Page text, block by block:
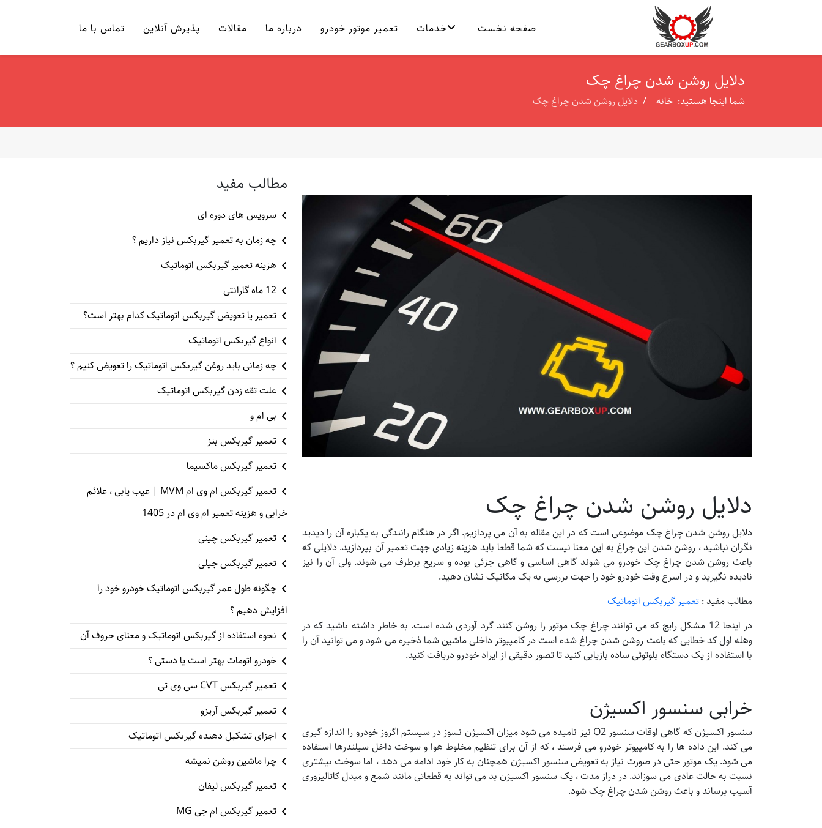
صفحه نخست خدمات تعمیر موتور خودرو درباره ما مقالات پذیرش آنلاین تماس با ما
دلایل روشن شدن چراغ چک
شما اینجا هستید: خانه دلایل روشن شدن چراغ چک
دلایل روشن شدن چراغ چک
دلایل روشن شدن چراغ چک موضوعی است که در این مقاله به آن می پردازیم. اگر در هنگام رانندگی به یکباره آن را دیدید
نگران نباشید ، روشن شدن این چراغ به این معنا نیست که شما قطعا باید هزینه زیادی جهت تعمیر آن بپردازید. دلایلی که
باعث روشن شدن چراغ چک خودرو می شوند گاهی اساسی و گاهی جزئی بوده و سریع برطرف می شوند. ولی آن را نیز
نادیده نگیرید و در اسرع وقت خودرو خود را جهت بررسی به یک مکانیک نشان دهید.
مطالب مفید : تعمیر گیربکس اتوماتیک
در اینجا 12 مشکل رایج که می توانند چراغ چک موتور را روشن کنند گرد آوردی شده است. به خاطر داشته باشید که در
وهله اول کد خطایی که باعث روشن شدن چراغ شده است در کامپیوتر داخلی ماشین شما ذخیره می شود و می توانید آن را
با استفاده از یک دستگاه بلوتوثی ساده بازیابی کنید تا تصور دقیقی از ایراد خودرو دریافت کنید.
خرابی سنسور اکسیژن
سنسور اکسیژن که گاهی اوقات سنسور O2 نیز نامیده می شود میزان اکسیژن نسوز در سیستم اگزوز خودرو را اندازه گیری
می کند. این داده ها را به کامپیوتر خودرو می فرستد ، که از آن برای تنظیم مخلوط هوا و سوخت داخل سیلندرها استفاده
می شود. یک موتور حتی در صورت نیاز به تعویض سنسور اکسیژن همچنان به کار خود ادامه می دهد ، اما سوخت بیشتری
نسبت به حالت عادی می سوزاند. در دراز مدت ، یک سنسور اکسیژن بد می تواند به قطعاتی مانند شمع و مبدل کاتالیزوری
آسیب برساند و باعث روشن شدن چراغ چک شود.
مطالب مفید
سرویس های دوره ای
چه زمان به تعمیر گیربکس نیاز داریم ؟
هزینه تعمیر گیربکس اتوماتیک
12 ماه گارانتی
تعمیر یا تعویض گیربکس اتوماتیک کدام بهتر است؟
انواع گیربکس اتوماتیک
چه زمانی باید روغن گیربکس اتوماتیک را تعویض کنیم ؟
علت تقه زدن گیربکس اتوماتیک
بی ام و
تعمیر گیربکس بنز
تعمیر گیربکس ماکسیما
تعمیر گیربکس ام وی ام MVM | عیب یابی ، علائم
خرابی و هزینه تعمیر ام وی ام در 1405
تعمیر گیربکس چینی
تعمیر گیربکس جیلی
چگونه طول عمر گیربکس اتوماتیک خودرو خود را
افزایش دهیم ؟
نحوه استفاده از گیربکس اتوماتیک و معنای حروف آن
خودرو اتومات بهتر است یا دستی ؟
تعمیر گیربکس CVT سی وی تی
تعمیر گیربکس آریزو
اجزای تشکیل دهنده گیربکس اتوماتیک
چرا ماشین روشن نمیشه
تعمیر گیربکس لیفان
تعمیر گیربکس ام جی MG